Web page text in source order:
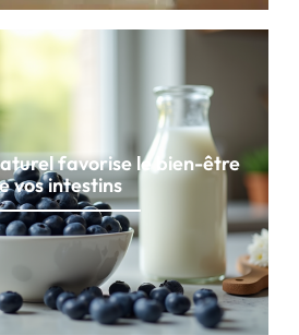
favorise le bien-être
vos intestins